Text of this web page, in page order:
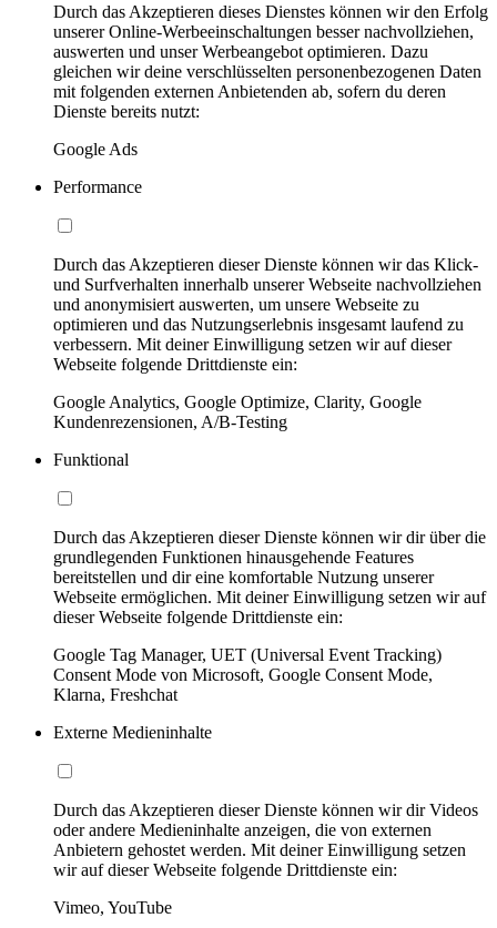
Durch das Akzeptieren dieses Dienstes können wir den Erfolg
unserer Online-Werbeeinschaltungen besser nachvollziehen,
auswerten und unser Werbeangebot optimieren. Dazu
gleichen wir deine verschlüsselten personenbezogenen Daten
mit folgenden externen Anbietenden ab, sofern du deren
Dienste bereits nutzt:
Google Ads
Performance
Durch das Akzeptieren dieser Dienste können wir das Klick-
und Surfverhalten innerhalb unserer Webseite nachvollziehen
und anonymisiert auswerten, um unsere Webseite zu
optimieren und das Nutzungserlebnis insgesamt laufend zu
verbessern. Mit deiner Einwilligung setzen wir auf dieser
Webseite folgende Drittdienste ein:
Google Analytics, Google Optimize, Clarity, Google
Kundenrezensionen, A/B-Testing
Funktional
Durch das Akzeptieren dieser Dienste können wir dir über die
grundlegenden Funktionen hinausgehende Features
bereitstellen und dir eine komfortable Nutzung unserer
Webseite ermöglichen. Mit deiner Einwilligung setzen wir auf
dieser Webseite folgende Drittdienste ein:
Google Tag Manager, UET (Universal Event Tracking)
Consent Mode von Microsoft, Google Consent Mode,
Klarna, Freshchat
Externe Medieninhalte
Durch das Akzeptieren dieser Dienste können wir dir Videos
oder andere Medieninhalte anzeigen, die von externen
Anbietern gehostet werden. Mit deiner Einwilligung setzen
wir auf dieser Webseite folgende Drittdienste ein:
Vimeo, YouTube